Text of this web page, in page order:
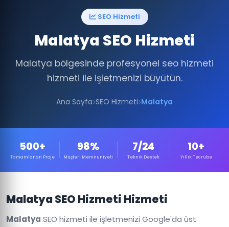
SEO Hizmeti
Malatya SEO Hizmeti
Malatya bölgesinde profesyonel seo hizmeti
hizmeti ile işletmenizi büyütün.
Ana Sayfa SEO Hizmeti Malatya
500+
Tamamlanan Proje
98%
Müşteri Memnuniyeti
7/24
Teknik Destek
10+
Yıllık Tecrübe
Malatya SEO Hizmeti Hizmeti
Malatya SEO hizmeti ile işletmenizi Google'da üst